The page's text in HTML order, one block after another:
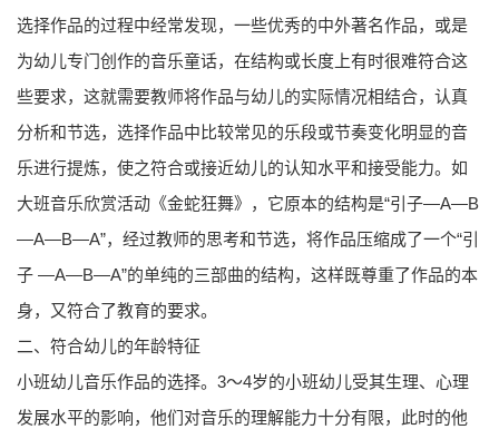
选择作品的过程中经常发现，一些优秀的中外著名作品，或是
为幼儿专门创作的音乐童话，在结构或长度上有时很难符合这
些要求，这就需要教师将作品与幼儿的实际情况相结合，认真
分析和节选，选择作品中比较常见的乐段或节奏变化明显的音
乐进行提炼，使之符合或接近幼儿的认知水平和接受能力。如
大班音乐欣赏活动《金蛇狂舞》，它原本的结构是“引子—A—B
—A—B—A”，经过教师的思考和节选，将作品压缩成了一个“引
子 —A—B—A”的单纯的三部曲的结构，这样既尊重了作品的本
身，又符合了教育的要求。
二、符合幼儿的年龄特征
小班幼儿音乐作品的选择。3～4岁的小班幼儿受其生理、心理
发展水平的影响，他们对音乐的理解能力十分有限，此时的他